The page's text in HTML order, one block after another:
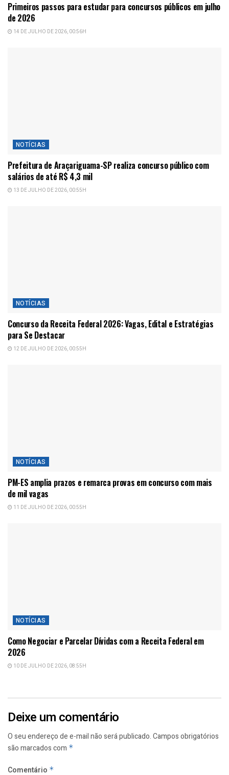
Primeiros passos para estudar para concursos públicos em julho
de 2026
14 DE JULHO DE 2026, 00:56H
NOTÍCIAS
Prefeitura de Araçariguama-SP realiza concurso público com
salários de até R$ 4,3 mil
13 DE JULHO DE 2026, 00:55H
NOTÍCIAS
Concurso da Receita Federal 2026: Vagas, Edital e Estratégias
para Se Destacar
12 DE JULHO DE 2026, 00:55H
NOTÍCIAS
PM-ES amplia prazos e remarca provas em concurso com mais
de mil vagas
11 DE JULHO DE 2026, 00:55H
NOTÍCIAS
Como Negociar e Parcelar Dívidas com a Receita Federal em
2026
10 DE JULHO DE 2026, 08:55H
Deixe um comentário
O seu endereço de e-mail não será publicado.Campos obrigatórios
são marcados com *
Comentário *